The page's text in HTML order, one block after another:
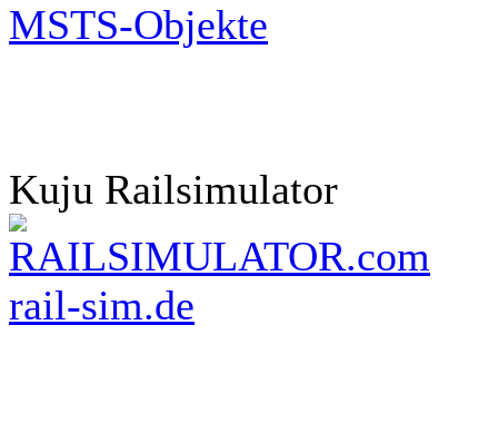
MSTS-Objekte
Kuju Railsimulator
rail-sim.de